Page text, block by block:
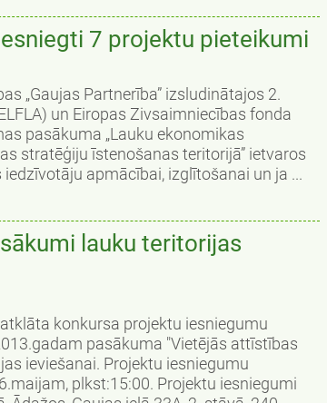
7 projektu pieteikumi
„Gaujas Partnerība” izsludinātajos 2.
un Eiropas Zivsaimniecības fonda
pasākuma „Lauku ekonomikas
stratēģiju īstenošanas teritorijā” ietvaros
apmācībai, izglītošanai un ja ...
lauku teritorijas
konkursa projektu iesniegumu
pasākuma "Vietējās attīstības
ieviešanai. Projektu iesniegumu
plkst:15:00. Projektu iesniegumi